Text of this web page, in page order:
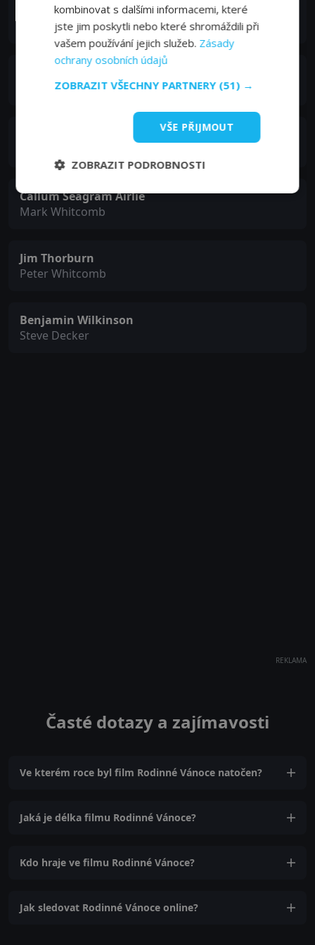
Crystal Balint
Natalie Garrett
Callum Seagram Airlie
Mark Whitcomb
Jim Thorburn
Peter Whitcomb
Benjamin Wilkinson
Steve Decker
REKLAMA
Časté dotazy a zajímavosti
Ve kterém roce byl film Rodinné Vánoce natočen?
Jaká je délka filmu Rodinné Vánoce?
Kdo hraje ve filmu Rodinné Vánoce?
Jak sledovat Rodinné Vánoce online?
kombinovat s dalšími informacemi, které
jste jim poskytli nebo které shromáždili při
vašem používání jejich služeb. Zásady
ochrany osobních údajů
ZOBRAZIT VŠECHNY PARTNERY (51) →
VŠE PŘIJMOUT
ZOBRAZIT PODROBNOSTI